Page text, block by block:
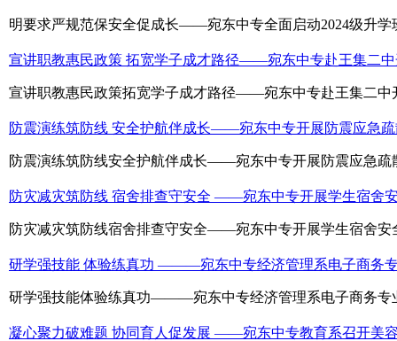
明要求严规范保安全促成长——宛东中专全面启动2024级升学
宣讲职教惠民政策 拓宽学子成才路径——宛东中专赴王集二
宣讲职教惠民政策拓宽学子成才路径——宛东中专赴王集二中
防震演练筑防线 安全护航伴成长——宛东中专开展防震应急
防震演练筑防线安全护航伴成长——宛东中专开展防震应急疏
防灾减灾筑防线 宿舍排查守安全 ——宛东中专开展学生宿舍
防灾减灾筑防线宿舍排查守安全——宛东中专开展学生宿舍安
研学强技能 体验练真功 ———宛东中专经济管理系电子商务
研学强技能体验练真功———宛东中专经济管理系电子商务专
凝心聚力破难题 协同育人促发展 ——宛东中专教育系召开美